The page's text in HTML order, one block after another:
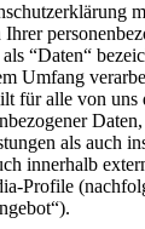
“Daten“
Umfang
für alle von uns
als auch
innerhalb
Profile